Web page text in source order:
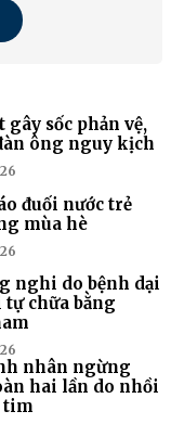
gây sốc phản vệ,
ông nguy kịch
đuối nước trẻ
mùa hè
nghi do bệnh dại
tự chữa bằng
nhân ngừng
hai lần do nhồi
tim